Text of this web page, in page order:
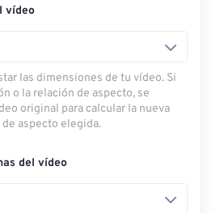
vídeo
las dimensiones de tu vídeo. Si
o la relación de aspecto, se
original para calcular la nueva
aspecto elegida.
del vídeo